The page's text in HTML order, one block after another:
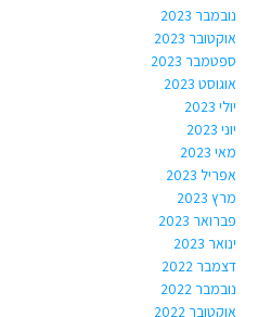
נובמבר 2023
אוקטובר 2023
ספטמבר 2023
אוגוסט 2023
יולי 2023
יוני 2023
מאי 2023
אפריל 2023
מרץ 2023
פברואר 2023
ינואר 2023
דצמבר 2022
נובמבר 2022
אוקטובר 2022